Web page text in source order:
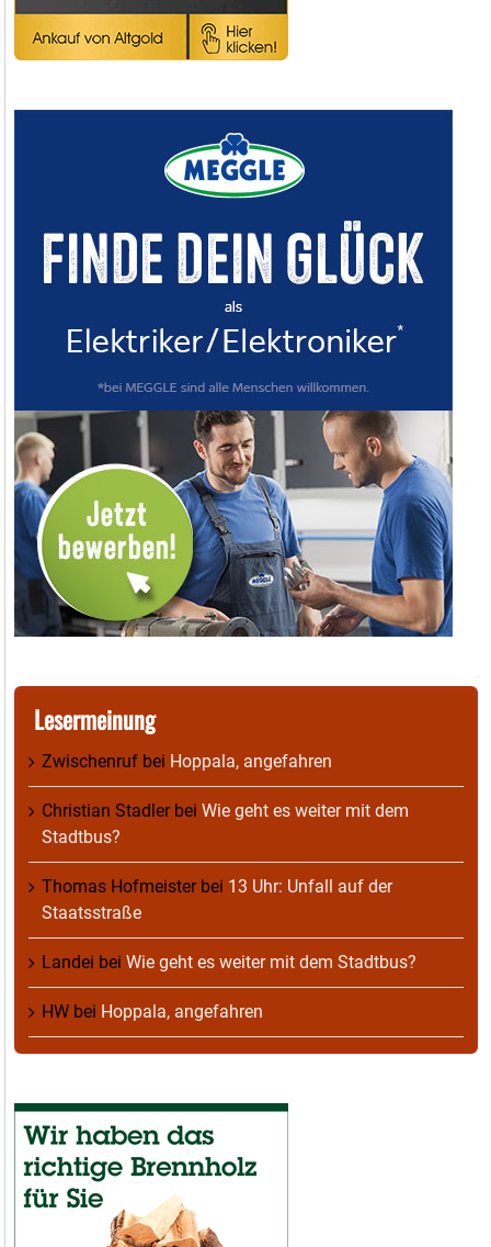
Lesermeinung
Zwischenruf bei Hoppala, angefahren
Christian Stadlerbei Wie geht es weiter mit dem
Stadtbus?
Thomas Hofmeisterbei 13 Uhr: Unfall auf der
Staatsstraße
Landei bei Wie geht es weiter mit dem Stadtbus?
HW bei Hoppala, angefahren